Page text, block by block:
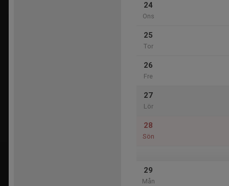
24
Ons
25
Tor
26
Fre
27
Lör
28
Sön
29
Mån